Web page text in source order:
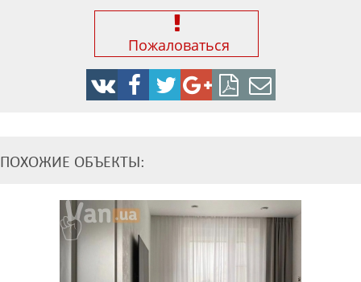
Пожаловаться
ПОХОЖИЕ ОБЪЕКТЫ: